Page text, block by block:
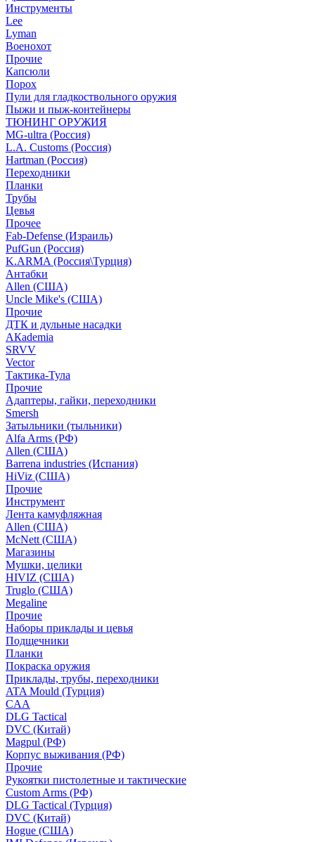
Инструменты
Lee
Lyman
Военохот
Прочие
Капсюли
Порох
Пули для гладкоствольного оружия
Пыжи и пыж-контейнеры
ТЮНИНГ ОРУЖИЯ
MG-ultra (Россия)
L.A. Customs (Россия)
Hartman (Россия)
Переходники
Планки
Трубы
Цевья
Прочее
Fab-Defense (Израиль)
PufGun (Россия)
K.ARMA (Россия\Турция)
Антабки
Allen (США)
Uncle Mike's (США)
Прочие
ДТК и дульные насадки
АКademia
SRVV
Vector
Тактика-Тула
Прочие
Адаптеры, гайки, переходники
Smersh
Затыльники (тыльники)
Alfa Arms (РФ)
Allen (США)
Barrena industries (Испания)
HiViz (США)
Прочие
Инструмент
Лента камуфляжная
Allen (США)
McNett (США)
Магазины
Мушки, целики
HIVIZ (США)
Truglo (США)
Megaline
Прочие
Наборы приклады и цевья
Подщечники
Планки
Покраска оружия
Приклады, трубы, переходники
ATA Mould (Турция)
CAA
DLG Tactical
DVC (Китай)
Magpul (РФ)
Корпус выживания (РФ)
Прочие
Рукоятки пистолетные и тактические
Custom Arms (РФ)
DLG Tactical (Турция)
DVC (Китай)
Hogue (США)